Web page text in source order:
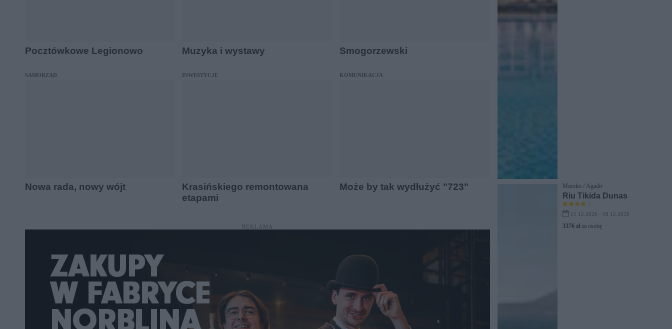
Pocztówkowe Legionowo Muzyka i wystawy Smogorzewski
SAMORZĄD
Nowa rada, nowy wójt
INWESTYCJE
Krasińskiego remontowana
etapami
KOMUNIKACJA
Może by tak wydłużyć "723"
REKLAMA
Maroko / Agadir
Riu Tikida Dunas
11.12.2026 - 18.12.2026
3376 zł za osobę